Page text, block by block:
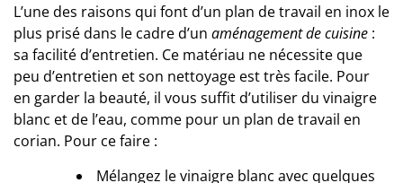
L’une des raisons qui font d’un plan de travail en inox le
plus prisé dans le cadre d’un aménagement de cuisine :
sa facilité d’entretien. Ce matériau ne nécessite que
peu d’entretien et son nettoyage est très facile. Pour
en garder la beauté, il vous suffit d’utiliser du vinaigre
blanc et de l’eau, comme pour un plan de travail en
corian. Pour ce faire :
 Mélangez le vinaigre blanc avec quelques